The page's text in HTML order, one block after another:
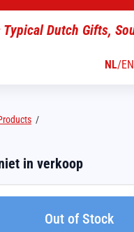
NL/EN
/
in verkoop
Out of Stock